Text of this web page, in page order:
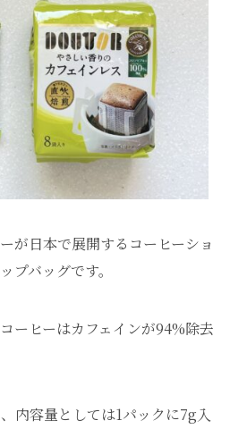
が日本で展開するコーヒーショ
プバッグです。
ーヒーはカフェインが94%除去
内容量としては1パックに7g入